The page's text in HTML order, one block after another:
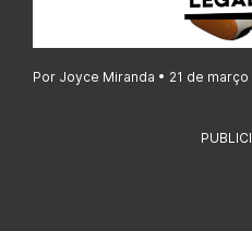
Por Joyce Miranda • 21 de março